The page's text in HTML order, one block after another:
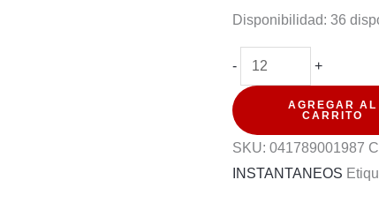
Disponibilidad: 36
-
SOPA
INSTANTANEA
MARUCHAN
CAMARON
+
AGREGAR AL
CARRITO
SKU:041789001987
INSTANTANEOS